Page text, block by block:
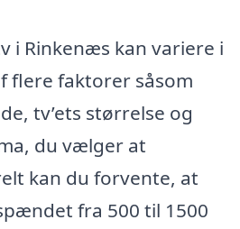
i Rinkenæs kan variere i
flere faktorer såsom
tv’ets størrelse og
du vælger at
kan du forvente, at
fra 500 til 1500